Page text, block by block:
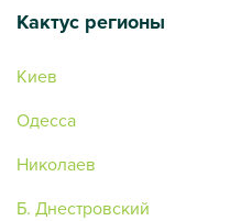
Кактус регионы
Киев
Одесса
Николаев
Б. Днестровский